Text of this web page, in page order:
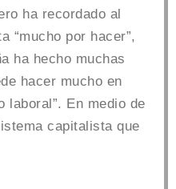
ha recordado al
“mucho por hacer”,
ha hecho muchas
hacer mucho en
laboral”. En medio de
capitalista que